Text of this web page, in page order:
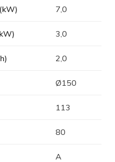
7,0
3,0
2,0
Ø150
113
80
A